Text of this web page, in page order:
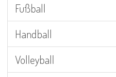
Fußball
Handball
Volleyball